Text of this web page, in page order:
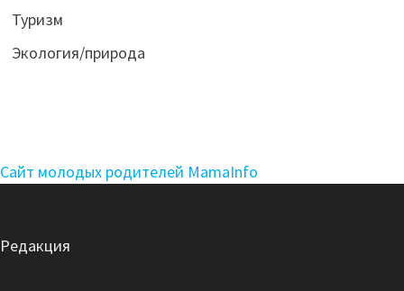
Туризм
Экология/природа
Сайт молодых родителей MamaInfo
Редакция